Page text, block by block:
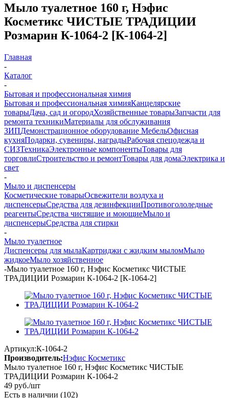
Мыло туалетное 160 г, Нэфис
Косметикс ЧИСТЫЕ ТРАДИЦИИ
Розмарин К-1064-2 [К-1064-2]
Главная
-
Каталог
-
Бытовая и профессиональная химия
Бытовая и профессиональная химияКанцелярские
товарыДача, сад и огородХозяйственные товарыЗапчасти для
ремонта техникиМатериалы для обслуживания
ЗИПДемонстрационное оборудование МебельОфисная
кухняПодарки, сувениры, наградыРабочая спецодежда и
СИЗТехникаЭлектронные компонентыТовары для
торговлиСтроительство и ремонтТовары для домаЭлектрика и
свет
-
Мыло и диспенсеры
Косметические товарыОсвежители воздуха и
диспенсерыСредства для дезинфекцииПротивогололедные
реагентыСредства чистящие и моющиеМыло и
диспенсерыСредства для стирки
-
Мыло туалетное
Диспенсеры для мылаКартриджи с жидким мыломМыло
жидкоеМыло хозяйственное
-Мыло туалетное 160 г, Нэфис Косметикс ЧИСТЫЕ
ТРАДИЦИИ Розмарин К-1064-2 [К-1064-2]
Артикул:К-1064-2
Производитель:Нэфис Косметикс
Мыло туалетное 160 г, Нэфис Косметикс ЧИСТЫЕ
ТРАДИЦИИ Розмарин К-1064-2
49 руб./шт
Есть в наличии (102)